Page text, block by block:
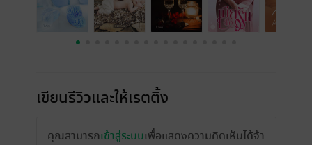
เขียนรีวิวและให้เรตติ้ง
คุณสามารถเข้าสู่ระบบเพื่อแสดงความคิดเห็นได้จ้า